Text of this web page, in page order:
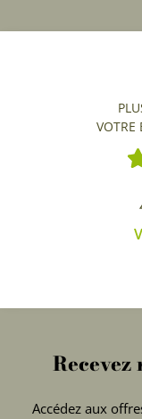
VOTRE
Recevez
Accédez aux